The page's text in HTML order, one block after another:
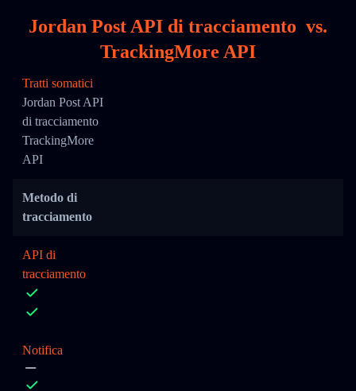
Jordan Post API di tracciamento vs.
TrackingMore API
Tratti somatici
Jordan Post API
di tracciamento
TrackingMore
API
Metodo di
tracciamento
API di
tracciamento
Notifica